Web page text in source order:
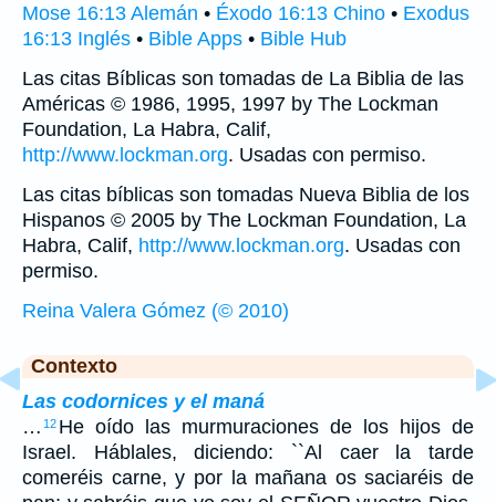
Mose 16:13 Alemán • Éxodo 16:13 Chino • Exodus
16:13 Inglés • Bible Apps • Bible Hub
Las citas Bíblicas son tomadas de La Biblia de las
Américas © 1986, 1995, 1997 by The Lockman
Foundation, La Habra, Calif,
http://www.lockman.org. Usadas con permiso.
Las citas bíblicas son tomadas Nueva Biblia de los
Hispanos © 2005 by The Lockman Foundation, La
Habra, Calif, http://www.lockman.org. Usadas con
permiso.
Reina Valera Gómez (© 2010)
Contexto
Las codornices y el maná
… 12 He oído las murmuraciones de los hijos de
Israel. Háblales, diciendo: ``Al caer la tarde
comeréis carne, y por la mañana os saciaréis de